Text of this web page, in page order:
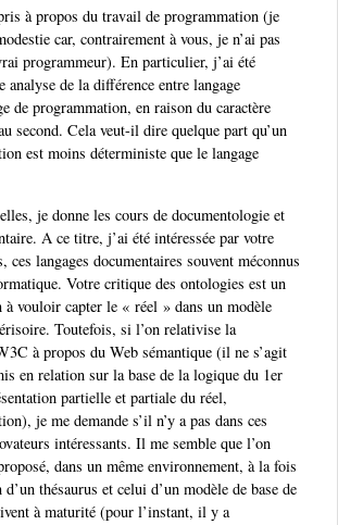
à propos du travail de programmation (je
car, contrairement à vous, je n’ai pas
programmeur). En particulier, j’ai été
analyse de la différence entre langage
de programmation, en raison du caractère
second. Cela veut-il dire quelque part qu’un
est moins déterministe que le langage
je donne les cours de documentologie et
A ce titre, j’ai été intéressée par votre
ces langages documentaires souvent méconnus
Votre critique des ontologies est un
vouloir capter le « réel » dans un modèle
Toutefois, si l’on relativise la
à propos du Web sémantique (il ne s’agit
en relation sur la base de la logique du 1er
partielle et partiale du réel,
je me demande s’il n’y a pas dans ces
intéressants. Il me semble que l’on
dans un même environnement, à la fois
thésaurus et celui d’un modèle de base de
à maturité (pour l’instant, il y a